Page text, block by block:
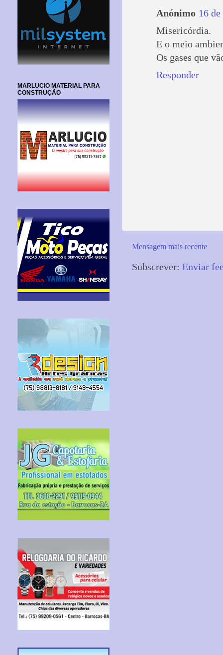
Anónimo 16
Misericórdia.
E o meio
Os gases que
Responder
Mensagem mais recente
Subscrever: Enviar
MARLUCIO MATERIAL PARA
CONSTRUÇÃO